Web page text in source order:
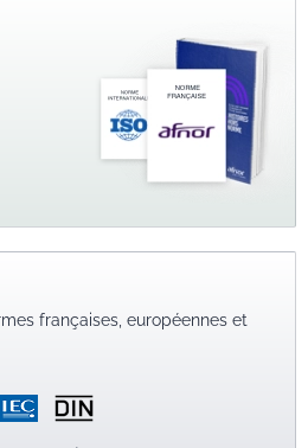
françaises, européennes et